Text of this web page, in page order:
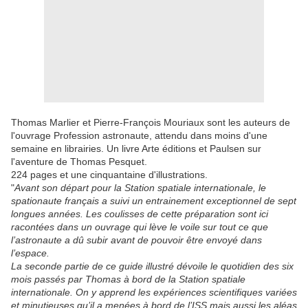
Thomas Marlier et Pierre-François Mouriaux sont les auteurs de
l'ouvrage Profession astronaute, attendu dans moins d'une
semaine en librairies. Un livre Arte éditions et Paulsen sur
l'aventure de Thomas Pesquet.
224 pages et une cinquantaine d'illustrations.
"Avant son départ pour la Station spatiale internationale, le
spationaute français a suivi un entrainement exceptionnel de sept
longues années. Les coulisses de cette préparation sont ici
racontées dans un ouvrage qui lève le voile sur tout ce que
l’astronaute a dû subir avant de pouvoir être envoyé dans
l’espace.
La seconde partie de ce guide illustré dévoile le quotidien des six
mois passés par Thomas à bord de la Station spatiale
internationale. On y apprend les expériences scientifiques variées
et minutieuses qu’il a menées à bord de l’ISS mais aussi les aléas